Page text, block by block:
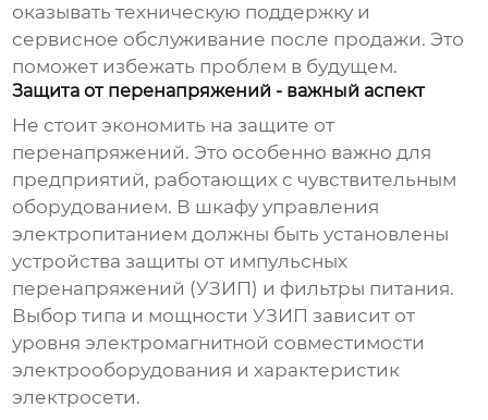
оказывать техническую поддержку и
сервисное обслуживание после продажи. Это
поможет избежать проблем в будущем.
Защита от перенапряжений - важный аспект
Не стоит экономить на защите от
перенапряжений. Это особенно важно для
предприятий, работающих с чувствительным
оборудованием. В шкафу управления
электропитанием должны быть установлены
устройства защиты от импульсных
перенапряжений (УЗИП) и фильтры питания.
Выбор типа и мощности УЗИП зависит от
уровня электромагнитной совместимости
электрооборудования и характеристик
электросети.